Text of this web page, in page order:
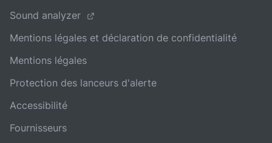
Sound analyzer
Mentions légales et déclaration de confidentialité
Mentions légales
Protection des lanceurs d'alerte
Accessibilité
Fournisseurs